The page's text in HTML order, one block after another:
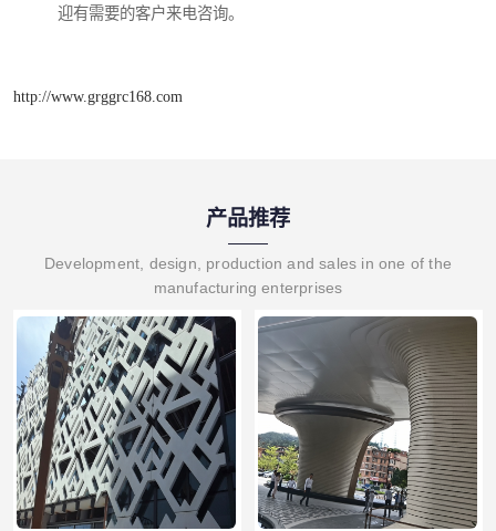
迎有需要的客户来电咨询。
http://www.grggrc168.com
产品推荐
Development, design, production and sales in one of the
manufacturing enterprises